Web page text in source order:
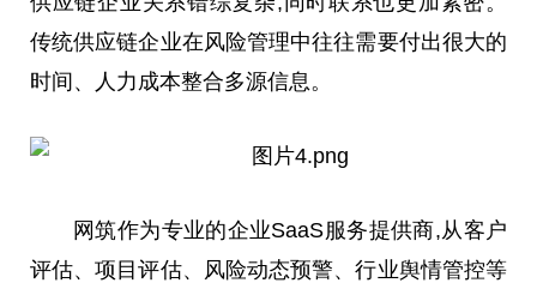
传统供应链企业在风险管理中往往需要付出很大的
时间、人力成本整合多源信息。
网筑作为专业的企业SaaS服务提供商,从客户
评估、项目评估、风险动态预警、行业舆情管控等